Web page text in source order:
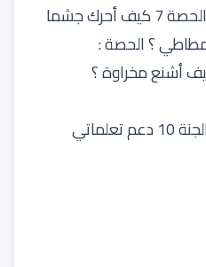
الجنة ، ما أنواع القوى ؟ الحصة 7 كيف أحرك جشما
؟ الحصة :
أشنع مخراوة ؟